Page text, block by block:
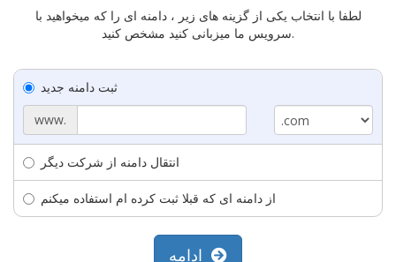
لطفا با انتخاب یکی از گزینه های زیر ، دامنه ای را که میخواهید با
سرویس ما میزبانی کنید مشخص کنید.
ثبت دامنه جدید
www.
انتقال دامنه از شرکت دیگر
از دامنه ای که قبلا ثبت کرده ام استفاده میکنم